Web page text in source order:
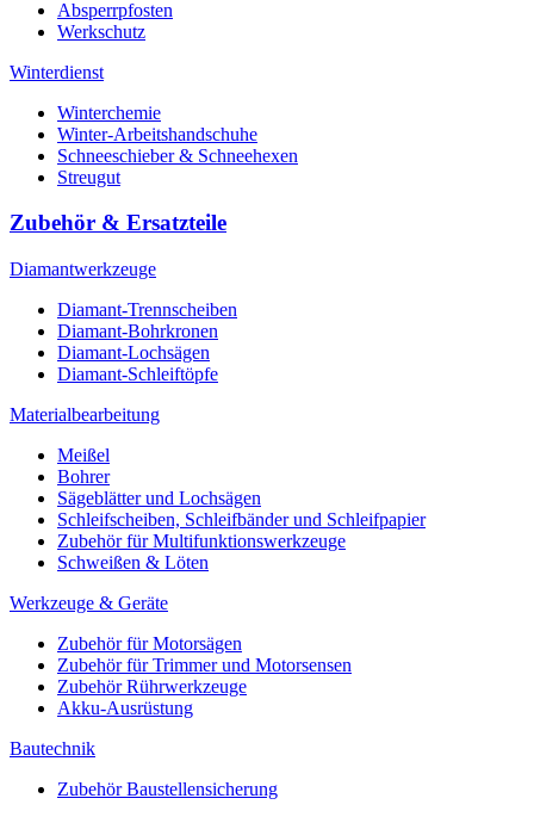
Absperrpfosten
Werkschutz
Winterdienst
Winterchemie
Winter-Arbeitshandschuhe
Schneeschieber & Schneehexen
Streugut
Zubehör & Ersatzteile
Diamantwerkzeuge
Diamant-Trennscheiben
Diamant-Bohrkronen
Diamant-Lochsägen
Diamant-Schleiftöpfe
Materialbearbeitung
Meißel
Bohrer
Sägeblätter und Lochsägen
Schleifscheiben, Schleifbänder und Schleifpapier
Zubehör für Multifunktionswerkzeuge
Schweißen & Löten
Werkzeuge & Geräte
Zubehör für Motorsägen
Zubehör für Trimmer und Motorsensen
Zubehör Rührwerkzeuge
Akku-Ausrüstung
Bautechnik
Zubehör Baustellensicherung